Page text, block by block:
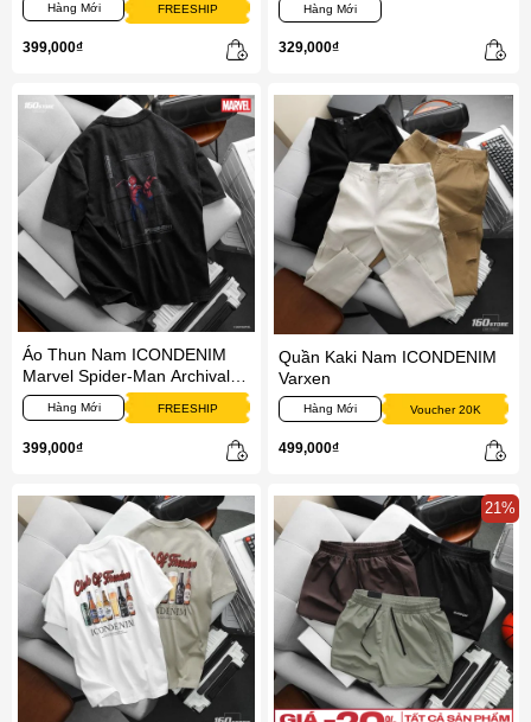
Hàng Mới FREESHIP
399,000₫
Hàng Mới
329,000₫
Áo Thun Nam ICONDENIM
Marvel Spider-Man Archival
Power
Hàng Mới FREESHIP
399,000₫
Quần Kaki Nam ICONDENIM
Varxen
Hàng Mới Voucher 20K
499,000₫
21%